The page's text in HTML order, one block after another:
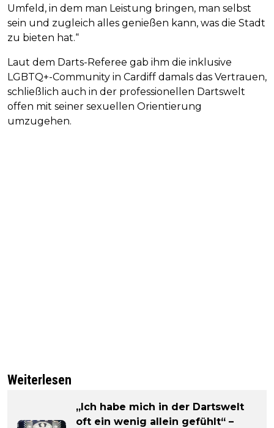
Umfeld, in dem man Leistung bringen, man selbst
sein und zugleich alles genießen kann, was die Stadt
zu bieten hat.“
Laut dem Darts-Referee gab ihm die inklusive
LGBTQ+-Community in Cardiff damals das Vertrauen,
schließlich auch in der professionellen Dartswelt
offen mit seiner sexuellen Orientierung
umzugehen.
Weiterlesen
„Ich habe mich in der Dartswelt
oft ein wenig allein gefühlt“ –